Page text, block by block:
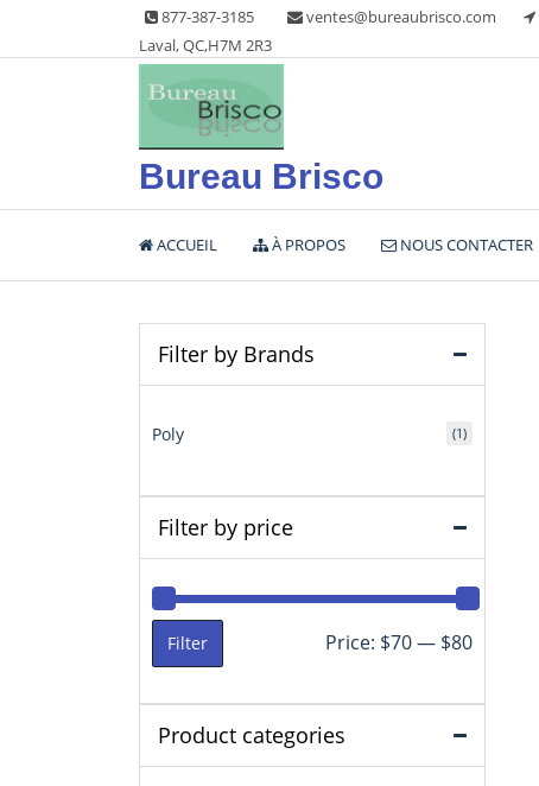
content
877-387-3185 ventes@bureaubrisco.com
Laval, QC,H7M 2R3
Bureau Brisco
ACCUEIL À PROPOS NOUS CONTACTER
Filter by Brands
Poly (1)
Filter by price
Min
Max
Filter Price: $70— $80
Product categories